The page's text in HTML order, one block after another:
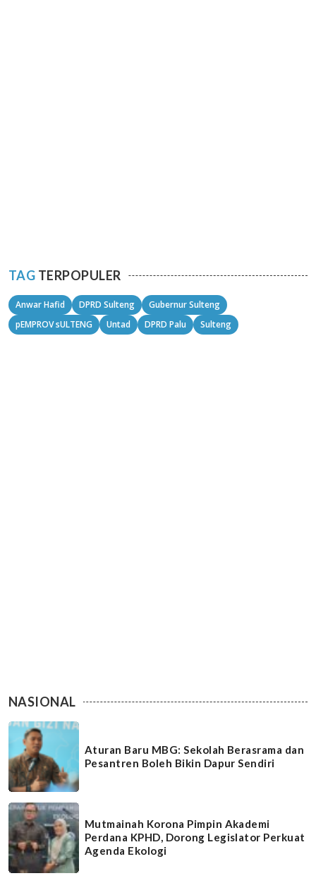
TAG TERPOPULER
Anwar Hafid DPRD Sulteng
Gubernur Sulteng
pEMPROV sULTENG
Untad DPRD Palu Sulteng
NASIONAL
Aturan Baru MBG: Sekolah Berasrama dan
Pesantren Boleh Bikin Dapur Sendiri
Mutmainah Korona Pimpin Akademi
Perdana KPHD, Dorong Legislator Perkuat
Agenda Ekologi